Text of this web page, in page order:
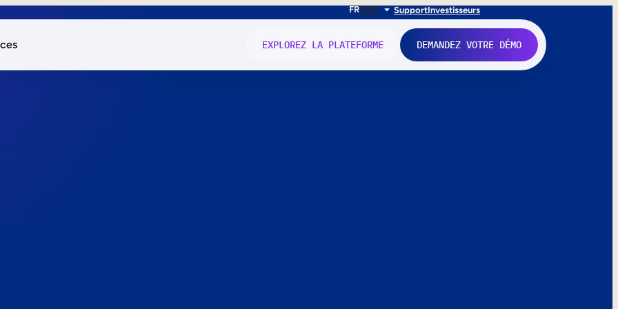
FRENIT SupportInvestisseurs
EXPLOREZ LA PLATEFORME DEMANDEZ VOTRE DÉMO